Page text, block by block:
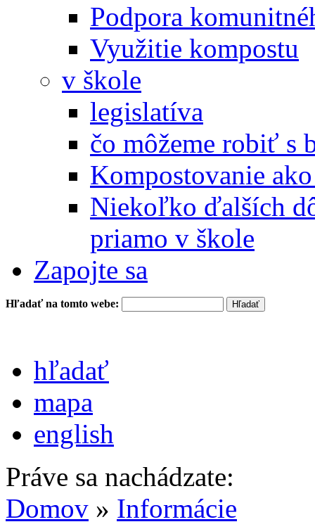
Podpora
Využitie kompostu
v škole
legislatíva
čo môžeme robiť s
Kompostovanie
Niekoľko ďalších
priamo v škole
Zapojte sa
Hľadať na tomto webe:
hľadať
mapa
english
Práve sa nachádzate:
Domov » Informácie